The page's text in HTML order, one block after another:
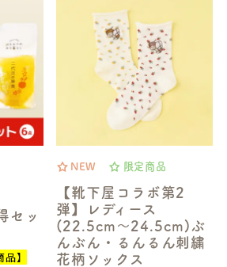
セッ
】
NEW 限定商品
【靴下屋コラボ第2
弾】レディース
(22.5cm～24.5cm)ぶ
んぶん・るんるん刺繍
花柄ソックス